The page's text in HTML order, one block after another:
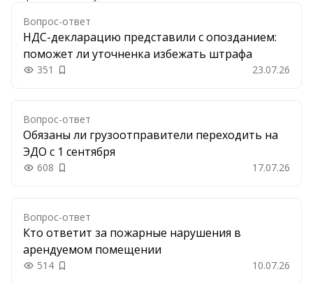
Вопрос-ответ
НДС-декларацию представили с опозданием:
поможет ли уточненка избежать штрафа
351 Добавить в закладки 23.07.26
Вопрос-ответ
Обязаны ли грузоотправители переходить на
ЭДО с 1 сентября
608 Добавить в закладки 17.07.26
Вопрос-ответ
Кто ответит за пожарные нарушения в
арендуемом помещении
514 Добавить в закладки 10.07.26